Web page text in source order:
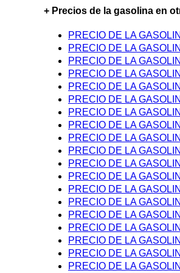
+ Precios de la gasolina en
PRECIO DE LA
PRECIO DE LA
PRECIO DE LA
PRECIO DE LA
PRECIO DE LA
PRECIO DE LA
PRECIO DE LA
PRECIO DE LA
PRECIO DE LA
PRECIO DE LA
PRECIO DE LA
PRECIO DE LA
PRECIO DE LA
PRECIO DE LA
PRECIO DE LA
PRECIO DE LA
PRECIO DE LA
PRECIO DE LA
PRECIO DE LA